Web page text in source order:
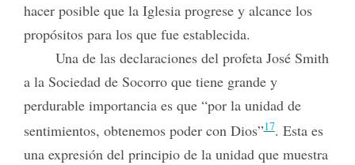
hacer posible que la Iglesia progrese y alcance los
propósitos para los que fue establecida.
Una de las declaraciones del profeta José Smith
a la Sociedad de Socorro que tiene grande y
perdurable importancia es que “por la unidad de
sentimientos, obtenemos poder con Dios”17. Esta es
una expresión del principio de la unidad que muestra